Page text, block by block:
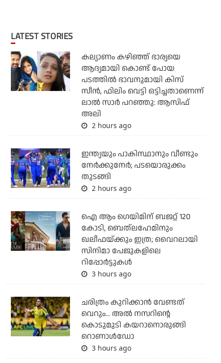
LATEST STORIES
കല്യാണം കഴിഞ്ഞ് ഭാര്യയെ
ആദ്യമായി കൊണ്ട് പോയ
പടത്തില്‍ ഭാവനുമായി കിസ്
സീന്‍, ഫിലിം വെട്ടി ഒട്ടിച്ചതാണെന്ന്
ലാല്‍ സാര്‍ പറഞ്ഞു: ആസിഫ്
അലി
2 hours ago
ഇന്ത്യയും പാകിസ്ഥാനും വീണ്ടും
നേര്‍ക്കുനേര്‍; പടയൊരുക്കം
തുടങ്ങി
2 hours ago
ഐ ആം ഗെയിമിന് ബജറ്റ് 120
കോടി, ബെത്‌ലഹേമിനും
ഖലീഫയ്ക്കും ഇത്ര; വൈറലായി
സിനിമാ പേജുകളിലെ
റിപ്പോര്‍ട്ടുകള്‍
3 hours ago
ചരിത്രം കുറിക്കാന്‍ വേണ്ടത്
വെറും... അല്‍ നസറിന്റെ
കൊടുമുടി കയറാനൊരുങ്ങി
റൊണാള്‍ഡോ
3 hours ago